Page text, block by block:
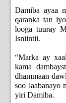
Damiba ayaa
qaranka tan
looga tuuray
Isniintii.
“Marka ay
kama
dhammaan
soo laabanayo
yiri Damiba.